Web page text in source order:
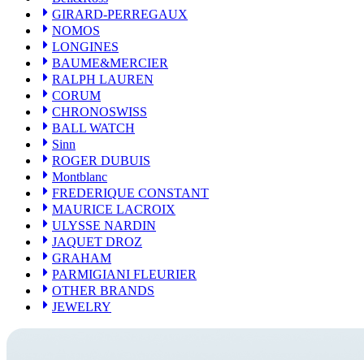
Sinn
ROGER DUBUIS
Montblanc
FREDERIQUE CONSTANT
MAURICE LACROIX
ULYSSE NARDIN
JAQUET DROZ
GRAHAM
PARMIGIANI FLEURIER
OTHER BRANDS
JEWELRY
GIRARD-PERREGAUX
NOMOS
LONGINES
BAUME&MERCIER
RALPH LAUREN
CORUM
CHRONOSWISS
BALL WATCH
Sinn
ROGER DUBUIS
Montblanc
FREDERIQUE CONSTANT
MAURICE LACROIX
ULYSSE NARDIN
JAQUET DROZ
GRAHAM
PARMIGIANI FLEURIER
OTHER BRANDS
JEWELRY